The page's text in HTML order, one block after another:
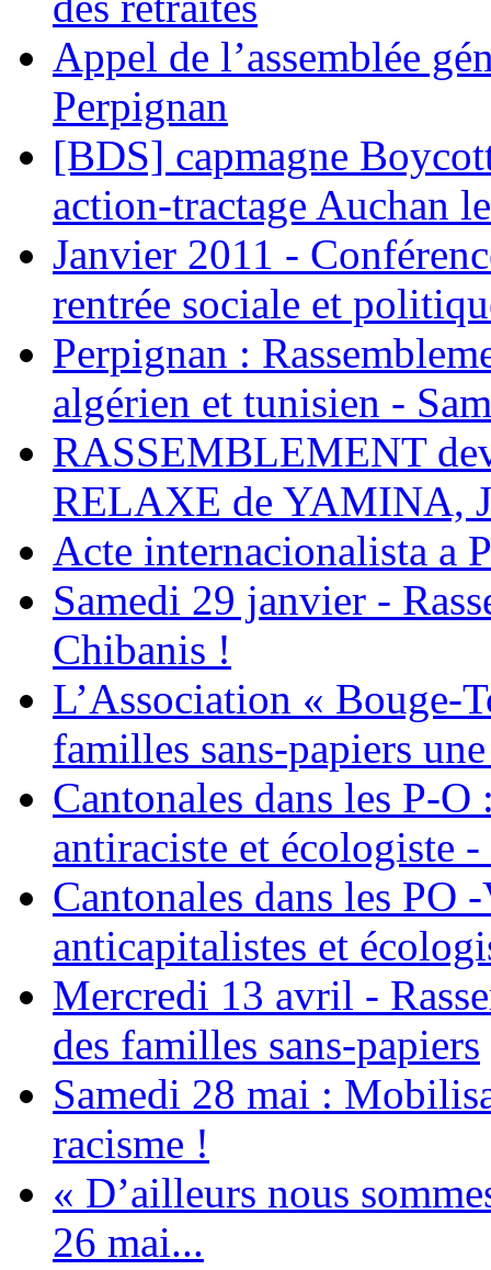
Appel de l’assemblée
Perpignan
[BDS] capmagne
action-tractage Auchan
Janvier 2011 -
rentrée sociale et
Perpignan :
algérien et tunisien -
RASSEMBLEMENT
RELAXE de YAMINA,
Acte internacionalista a
Samedi 29 janvier -
Chibanis !
L’Association « Bouge-
familles sans-papiers
Cantonales dans les P-
antiraciste et écologiste
Cantonales dans les PO
anticapitalistes et
Mercredi 13 avril -
des familles sans-papiers
Samedi 28 mai :
racisme !
« D’ailleurs nous
26 mai...